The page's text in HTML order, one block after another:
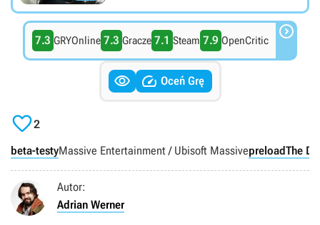
7.3 GRYOnline 7.3 Gracze 7.1 Steam 7.9 OpenCritic 
  Oceń Grę
2
beta-testyMassive Entertainment / Ubisoft MassivepreloadThe
Autor:
Adrian Werner